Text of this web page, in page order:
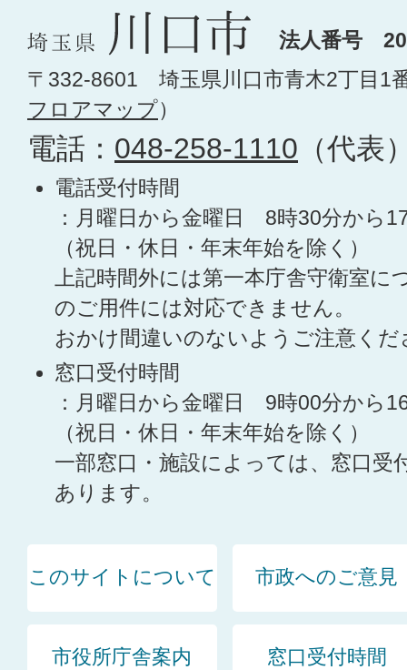
法人番号
〒332-8601 埼玉県川口市青木2丁目1
フロアマップ）
電話： 048-258-1110 （代表
電話受付時間
：月曜日から金曜日 8時30分から
（祝日・休日・年末年始を除く）
上記時間外には第一本庁舎守衛室に
のご用件には対応できません。
おかけ間違いのないようご注意くだ
窓口受付時間
：月曜日から金曜日 9時00分から
（祝日・休日・年末年始を除く）
一部窓口・施設によっては、窓口受
あります。
このサイトについて 市政へのご意見
市役所庁舎案内 窓口受付時間